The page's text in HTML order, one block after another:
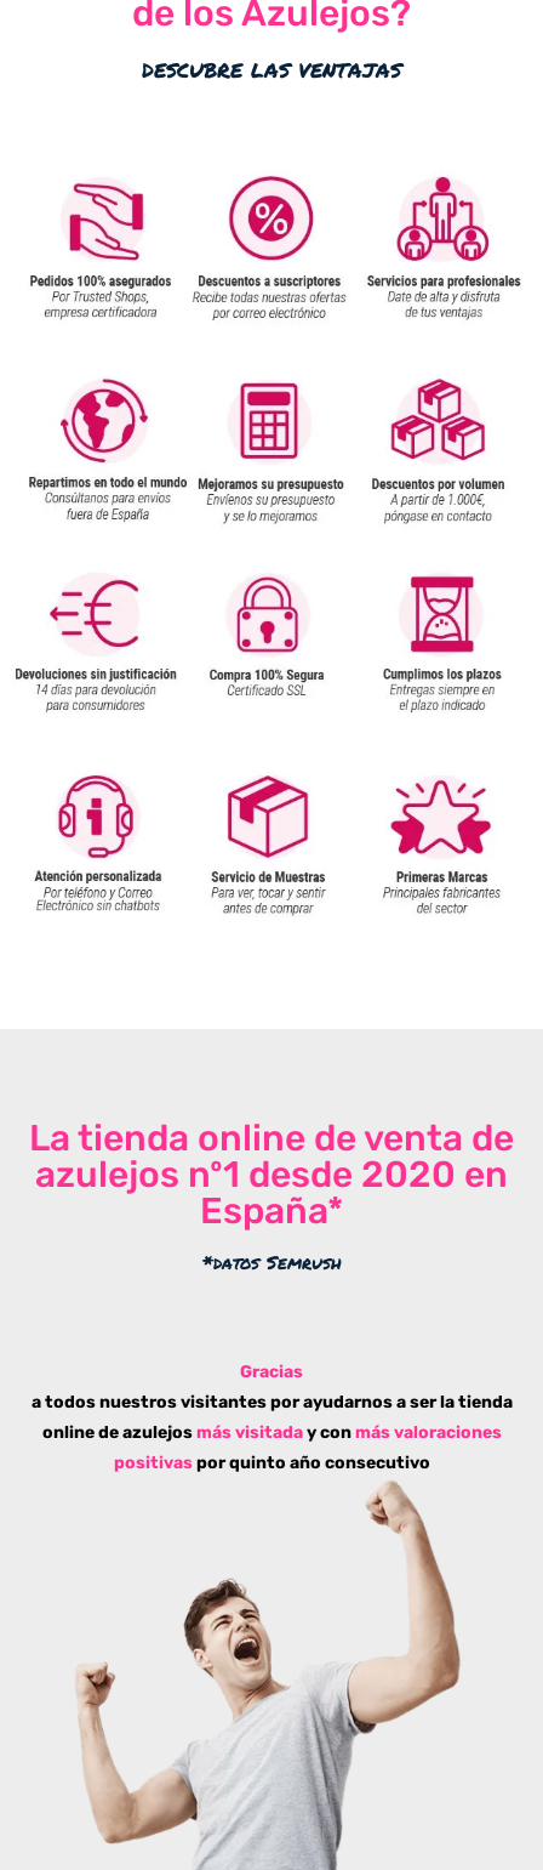
de los Azulejos?
descubre las ventajas
La tienda online de venta de
azulejos nº1 desde 2020 en
España*
*datos Semrush
Gracias
a todos nuestros visitantes por ayudarnos a ser la tienda
online de azulejos más visitaday conmás valoraciones
positivaspor quinto año consecutivo